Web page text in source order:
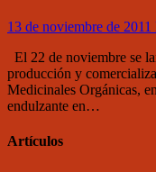
13 de noviembre de 2011
El 22 de noviembre se
producción y
Medicinales Orgánicas,
endulzante en…
Artículos